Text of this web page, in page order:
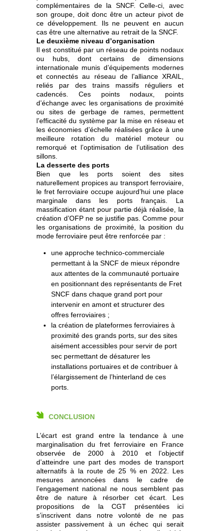
complémentaires de la SNCF. Celle-ci, avec
son groupe, doit donc être un acteur pivot de
ce développement. Ils ne peuvent en aucun
cas être une alternative au retrait de la SNCF.
Le deuxième niveau d’organisation
Il est constitué par un réseau de points nodaux
ou hubs, dont certains de dimensions
internationale munis d’équipements modernes
et connectés au réseau de l’alliance XRAIL,
reliés par des trains massifs réguliers et
cadencés. Ces points nodaux, points
d’échange avec les organisations de proximité
ou sites de gerbage de rames, permettent
l’efficacité du système par la mise en réseau et
les économies d’échelle réalisées grâce à une
meilleure rotation du matériel moteur ou
remorqué et l’optimisation de l’utilisation des
sillons.
La desserte des ports
Bien que les ports soient des sites
naturellement propices au transport ferroviaire,
le fret ferroviaire occupe aujourd’hui une place
marginale dans les ports français. La
massification étant pour partie déjà réalisée, la
création d’OFP ne se justifie pas. Comme pour
les organisations de proximité, la position du
mode ferroviaire peut être renforcée par :
une approche technico-commerciale
permettant à la SNCF de mieux répondre
aux attentes de la communauté portuaire
en positionnant des représentants de Fret
SNCF dans chaque grand port pour
intervenir en amont et structurer des
offres ferroviaires ;
la création de plateformes ferroviaires à
proximité des grands ports, sur des sites
aisément accessibles pour servir de port
sec permettant de désaturer les
installations portuaires et de contribuer à
l’élargissement de l’hinterland de ces
ports.
CONCLUSION
L’écart est grand entre la tendance à une
marginalisation du fret ferroviaire en France
observée de 2000 à 2010 et l’objectif
d’atteindre une part des modes de transport
alternatifs à la route de 25 % en 2022. Les
mesures annoncées dans le cadre de
l’engagement national ne nous semblent pas
être de nature à résorber cet écart. Les
propositions de la CGT présentées ici
s’inscrivent dans notre volonté de ne pas
assister passivement à un échec qui serait